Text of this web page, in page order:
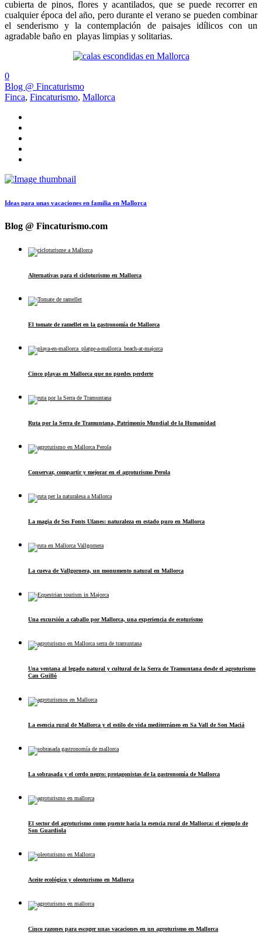
cubierta de pinos, flores y acantilados, que se puede recorrer en
cualquier época del año, pero durante el verano se pueden combinar
el senderismo y la contemplación de paisajes idílicos con un
agradable baño en playas limpias y solitarias.
0
Blog @ Fincaturismo
Finca, Fincaturismo, Mallorca
Ideas para unas vacaciones en familia en Mallorca
Blog @ Fincaturismo.com
Alternativas para el cicloturismo en Mallorca
El tomate de ramellet en la gastronomía de Mallorca
Cinco playas en Mallorca que no puedes perderte
Ruta por la Serra de Tramuntana, Patrimonio Mundial de la Humanidad
Conservar, compartir y mejorar en el agroturismo Perola
La magia de Ses Fonts Ufanes: naturaleza en estado puro en Mallorca
La cueva de Vallgornera, un monumento natural en Mallorca
Una excursión a caballo por Mallorca, una experiencia de ecoturismo
Una ventana al legado natural y cultural de la Serra de Tramuntana desde el agroturismo
Can Guilló
La esencia rural de Mallorca y el estilo de vida mediterráneo en Sa Vall de Son Maciá
La sobrasada y el cerdo negro: protagonistas de la gastronomía de Mallorca
El sector del agroturismo como puente hacia la esencia rural de Mallorca: el ejemplo de
Son Guardiola
Aceite ecológico y oleoturismo en Mallorca
Cinco razones para escoger unas vacaciones en un agroturismo en Mallorca